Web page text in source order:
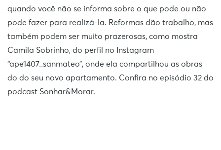
quando você não se informa sobre o que pode ou não
pode fazer para realizá-la. Reformas dão trabalho, mas
também podem ser muito prazerosas, como mostra
Camila Sobrinho, do perfil no Instagram
“ape1407_sanmateo”, onde ela compartilhou as obras
do do seu novo apartamento. Confira no episódio 32 do
podcast Sonhar&Morar.